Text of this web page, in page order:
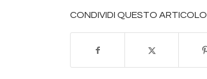
CONDIVIDI QUESTO ARTICOLO